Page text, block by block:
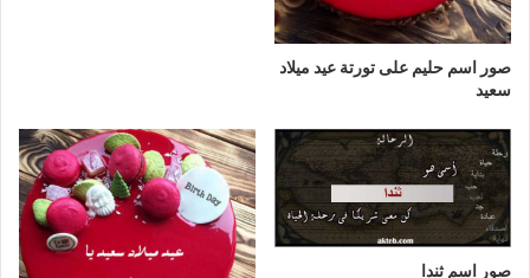
صور اسم حليم على تورتة عيد ميلاد
سعيد
صور اسم ثندا